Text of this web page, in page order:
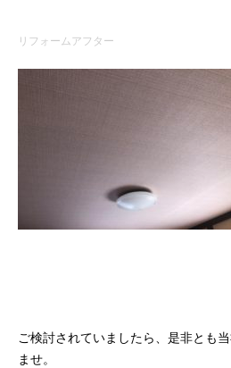
リフォームアフター
ご検討されていましたら、是非とも
ませ。